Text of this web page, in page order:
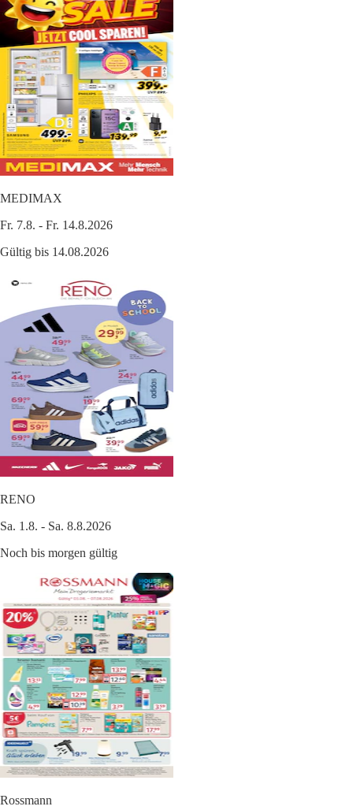
MEDIMAX
Fr. 7.8. - Fr. 14.8.2026
Gültig bis 14.08.2026
RENO
Sa. 1.8. - Sa. 8.8.2026
Noch bis morgen gültig
Rossmann